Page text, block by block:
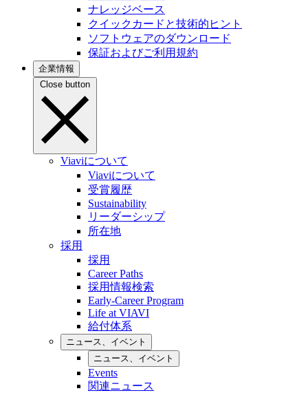
ナレッジベース
クイックカードと技術的ヒント
ソフトウェアのダウンロード
保証およびご利用規約
企業情報
Close button
Viaviについて
Viaviについて
受賞履歴
Sustainability
リーダーシップ
所在地
採用
採用
Career Paths
採用情報検索
Early-Career Program
Life at VIAVI
給付体系
ニュース、イベント
ニュース、イベント
Events
関連ニュース